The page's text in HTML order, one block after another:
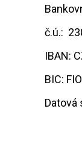
č.ú.:
IBAN:
BIC:
Datová